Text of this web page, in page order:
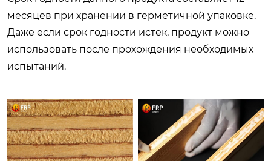
месяцев при хранении в герметичной упаковке.
Даже если срок годности истек, продукт можно
использовать после прохождения необходимых
испытаний.